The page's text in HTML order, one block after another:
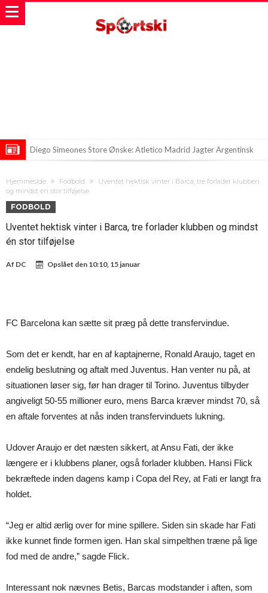
Diego Simeones Store Ønske: Atletico Madrid Jagter Argentinsk
Vinicius Junior bryder tavsheden: Hvad sker der om fremtiden?
Hjemmeside Fodbold
Uventet hektisk vinter i Barca, tre forlader klubben
og mindst én stor tilføjelse
FODBOLD
Uventet hektisk vinter i Barca, tre forlader klubben og mindst
én stor tilføjelse
Af DC Opslået den 10:10, 15 januar
FC Barcelona kan sætte sit præg på dette transfervindue.
Som det er kendt, har en af kaptajnerne, Ronald Araujo, taget en
endelig beslutning og aftalt med Juventus. Han venter nu på, at
situationen løser sig, før han drager til Torino. Juventus tilbyder
angiveligt 50-55 millioner euro, mens Barca kræver mindst 70, så
en aftale forventes at nås inden transfervinduets lukning.
Udover Araujo er det næsten sikkert, at Ansu Fati, der ikke
længere er i klubbens planer, også forlader klubben. Hansi Flick
bekræftede inden dagens kamp i Copa del Rey, at Fati er langt fra
holdet.
“Jeg er altid ærlig over for mine spillere. Siden sin skade har Fati
ikke kunnet finde formen igen. Han skal simpelthen træne på lige
fod med de andre,” sagde Flick.
Interessant nok nævnes Betis, Barcas modstander i aften, som